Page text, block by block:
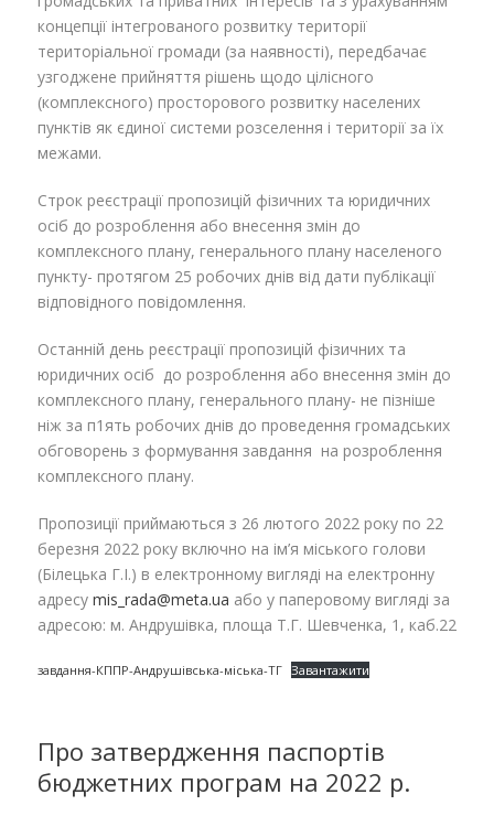
концепції інтегрованого розвитку території
територіальної громади (за наявності), передбачає
узгоджене прийняття рішень щодо цілісного
(комплексного) просторового розвитку населених
пунктів як єдиної системи розселення і території за їх
межами.
Строк реєстрації пропозицій фізичних та юридичних
осіб до розроблення або внесення змін до
комплексного плану, генерального плану населеного
пункту- протягом 25 робочих днів від дати публікації
відповідного повідомлення.
Останній день реєстрації пропозицій фізичних та
юридичних осіб до розроблення або внесення змін до
комплексного плану, генерального плану- не пізніше
ніж за п1ять робочих днів до проведення громадських
обговорень з формування завдання на розроблення
комплексного плану.
Пропозиції приймаються з 26 лютого 2022 року по 22
березня 2022 року включно на ім’я міського голови
(Білецька Г.І.) в електронному вигляді на електронну
адресу mis_rada@meta.ua або у паперовому вигляді за
адресою: м. Андрушівка, площа Т.Г. Шевченка, 1, каб.22
завдання-КППР-Андрушівська-міська-ТГ Завантажити
Про затвердження паспортів
бюджетних програм на 2022 р.